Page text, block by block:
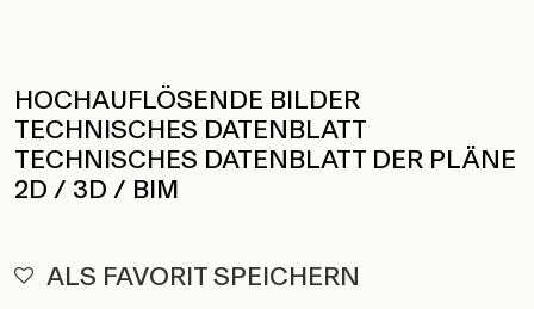
HOCHAUFLÖSENDE BILDER
TECHNISCHES DATENBLATT
TECHNISCHES DATENBLATT DER PLÄNE
2D / 3D / BIM
ALS FAVORIT SPEICHERN